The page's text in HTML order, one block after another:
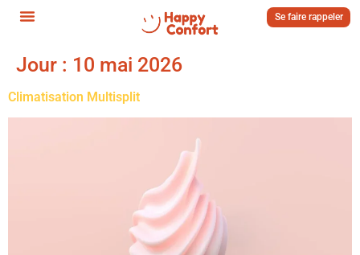
Se faire rappeler
Jour : 10 mai 2026
Climatisation Multisplit